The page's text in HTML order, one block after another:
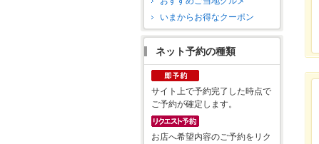
いまからお得なクーポン
ネット予約の種類
サイト上で予約完了した時点で
ご予約が確定します。
お店へ希望内容のご予約をリク